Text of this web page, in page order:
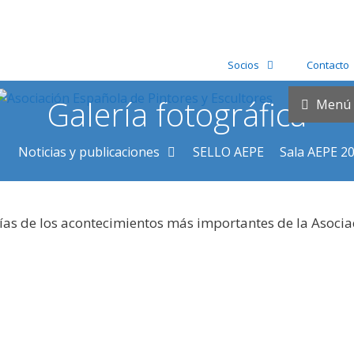
Socios Contacto
Menú
Noticias y publicaciones SELLO AEPE Sala AEPE
Galería fotográfica
de los acontecimientos más importantes de la